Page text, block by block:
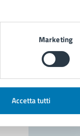
Marketing
Accetta tutti